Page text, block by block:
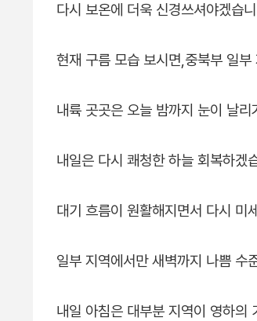
다시 보온에 더욱 신경쓰셔야겠습
현재 구름 모습 보시면,중북부 일
내륙 곳곳은 오늘 밤까지 눈이 날
내일은 다시 쾌청한 하늘 회복하겠
대기 흐름이 원활해지면서 다시 미
일부 지역에서만 새벽까지 나쁨 수
내일 아침은 대부분 지역이 영하의